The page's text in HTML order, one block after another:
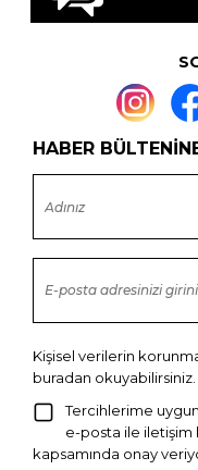
HABER
Kişisel verilerin
buradan okuyabilirsiniz.
Tercihlerime
e-posta ile iletişim
kapsamında onay